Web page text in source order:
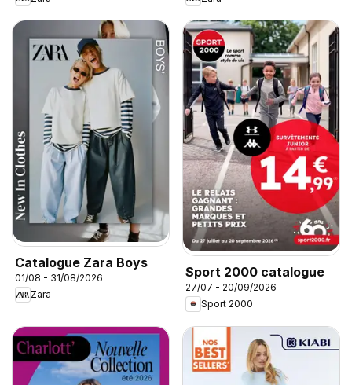
Catalogue Zara Boys
01/08 - 31/08/2026
Zara
Sport 2000 catalogue
27/07 - 20/09/2026
Sport 2000